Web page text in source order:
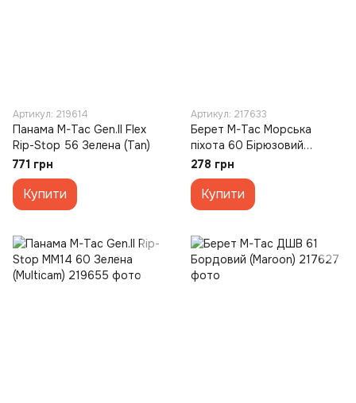
Артикул: 219614
Панама M-Tac Gen.II Flex
Rip-Stop 56 Зелена (Tan)
771 грн
Купити
Артикул: 217633
Берет M-Tac Морська
піхота 60 Бірюзовий
(Turquoise)
278 грн
Купити